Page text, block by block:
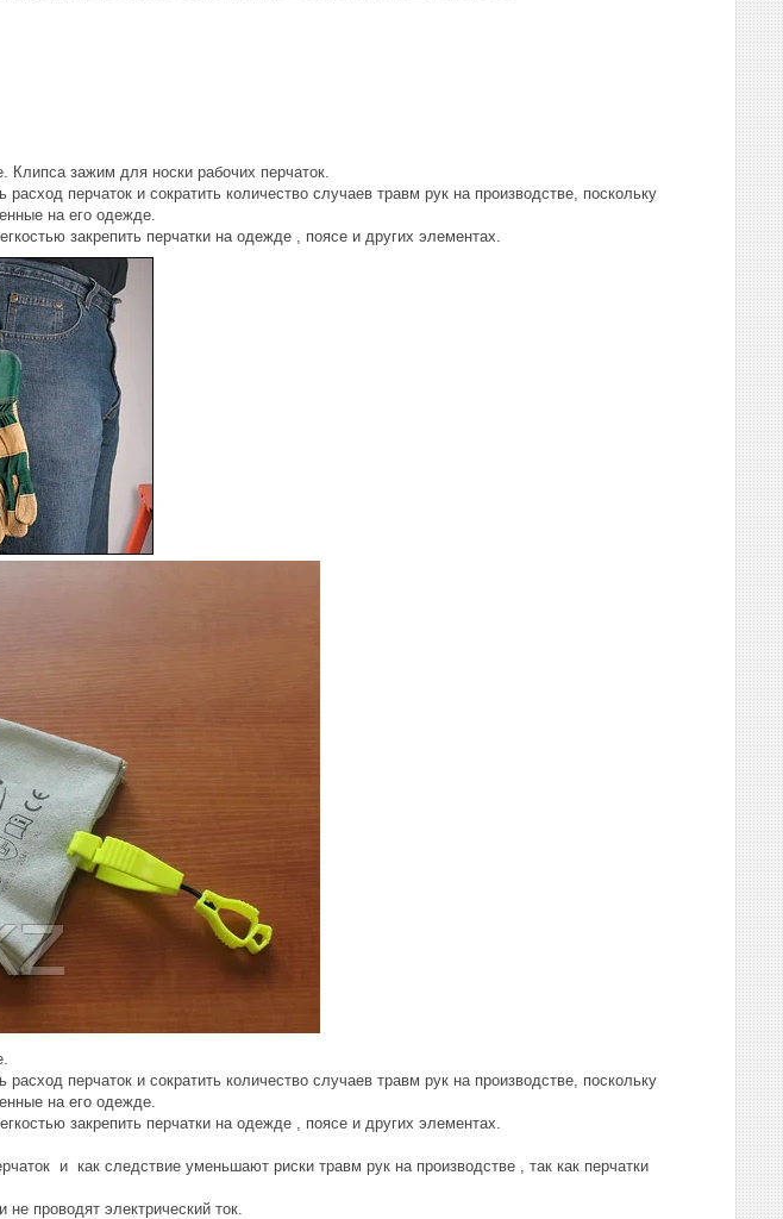
Клипса зажим для носки рабочих перчаток.
перчаток и сократить количество случаев травм рук на производстве, поскольку
на его одежде.
закрепить перчатки на одежде , поясе и других элементах.
перчаток и сократить количество случаев травм рук на производстве, поскольку
на его одежде.
закрепить перчатки на одежде , поясе и других элементах.
и как следствие уменьшают риски травм рук на производстве , так как перчатки
проводят электрический ток.